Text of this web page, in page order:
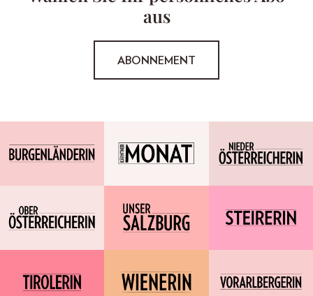
aus
ABONNEMENT